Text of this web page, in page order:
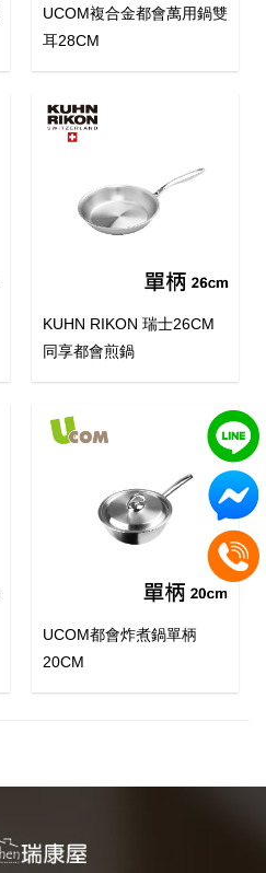
UCOM複合金都會萬用鍋雙
耳28CM
KUHN RIKON 瑞士26CM
同享都會煎鍋
UCOM都會炸煮鍋單柄
20CM